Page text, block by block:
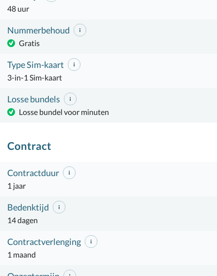
48 uur
Nummerbehoud
Gratis
Type Sim-kaart
3-in-1 Sim-kaart
Losse bundels
Losse bundel voor minuten
Contract
Contractduur
1 jaar
Bedenktijd
14 dagen
Contractverlenging
1 maand